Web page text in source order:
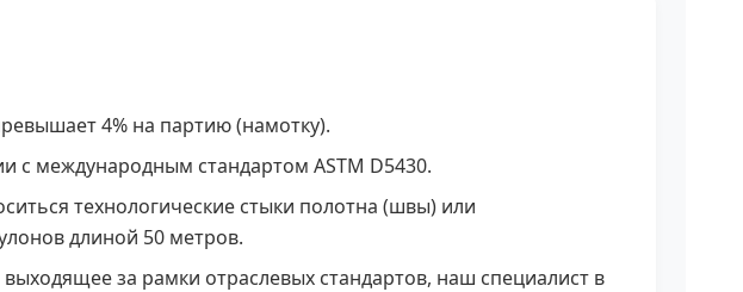
4% на партию (намотку).
с международным стандартом ASTM D5430.
технологические стыки полотна (швы) или
длиной 50 метров.
за рамки отраслевых стандартов, наш специалист в